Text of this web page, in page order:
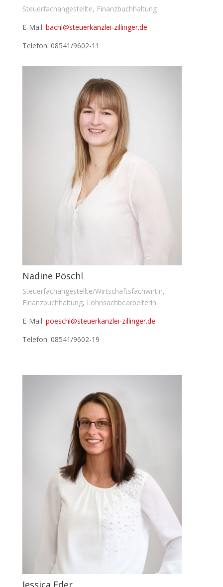
Steuerfachangestellte, Finanzbuchhaltung
E-Mail: bachl@steuerkanzlei-zillinger.de
Telefon: 08541/9602-11
Nadine Pöschl
Steuerfachangestellte/Wirtschaftsfachwirtin,
Finanzbuchhaltung, Lohnsachbearbeiterin
E-Mail: poeschl@steuerkanzlei-zillinger.de
Telefon: 08541/9602-19
Jessica Eder